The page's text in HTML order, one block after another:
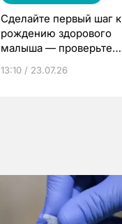
Сделайте первый шаг к
рождению здорового
малыша — проверьте
по ОМС!
13:10 / 23.07.26